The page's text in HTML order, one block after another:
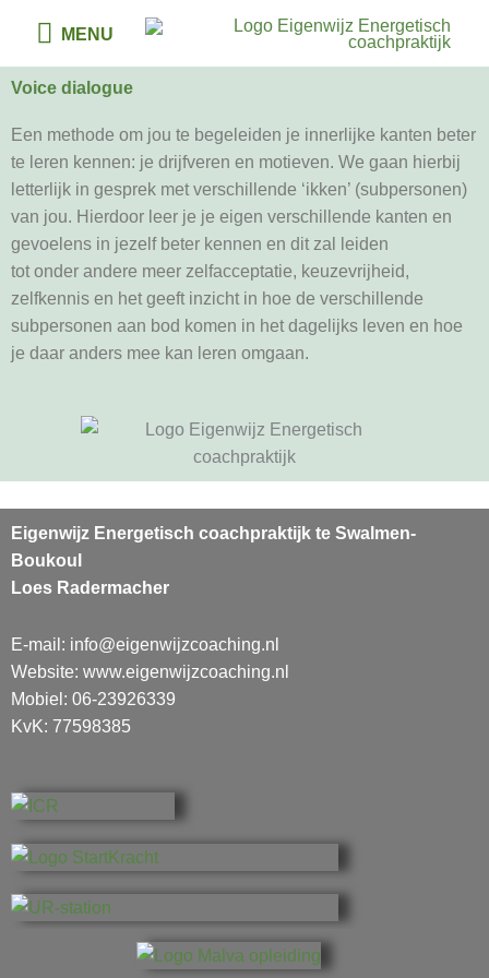
de
inhoud
MENU
MENU
Voice dialogue
Een methode om jou te begeleiden je innerlijke kanten beter
te leren kennen: je drijfveren en motieven. We gaan hierbij
letterlijk in gesprek met verschillende ‘ikken’ (subpersonen)
van jou. Hierdoor leer je je eigen verschillende kanten en
gevoelens in jezelf beter kennen en dit zal leiden
tot onder andere meer zelfacceptatie, keuzevrijheid,
zelfkennis en het geeft inzicht in hoe de verschillende
subpersonen aan bod komen in het dagelijks leven en hoe
je daar anders mee kan leren omgaan.
Eigenwijz Energetisch coachpraktijk te Swalmen-
Boukoul
Loes Radermacher
E-mail: info@eigenwijzcoaching.nl
Website: www.eigenwijzcoaching.nl
Mobiel: 06-23926339
KvK: 77598385